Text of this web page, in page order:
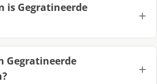
is Gegratineerde
Gegratineerde